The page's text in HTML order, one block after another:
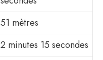
51 mètres
2 minutes 15 secondes